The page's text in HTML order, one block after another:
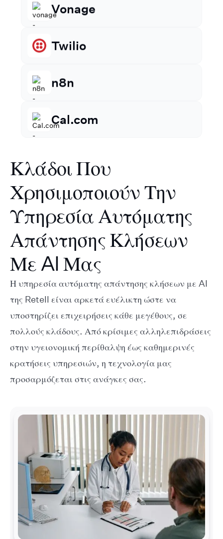
Go High Level
Κλάδοι Που
Χρησιμοποιούν Την
Υπηρεσία Αυτόματης
Απάντησης Κλήσεων
Με AI Μας
Η υπηρεσία αυτόματης απάντησης κλήσεων με AI
της Retell είναι αρκετά ευέλικτη ώστε να
υποστηρίζει επιχειρήσεις κάθε μεγέθους, σε
πολλούς κλάδους. Από κρίσιμες αλληλεπιδράσεις
στην υγειονομική περίθαλψη έως καθημερινές
κρατήσεις υπηρεσιών, η τεχνολογία μας
προσαρμόζεται στις ανάγκες σας.